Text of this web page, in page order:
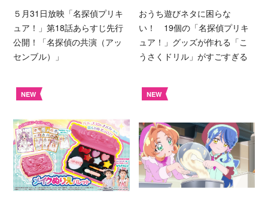
５月31日放映「名探偵プリキ
ュア！」第18話あらすじ先行
公開！「名探偵の共演（アッ
センブル）」
おうち遊びネタに困らな
い！ 19個の「名探偵プリキ
ュア！」グッズが作れる「こ
うさくドリル」がすごすぎる
NEW NEW